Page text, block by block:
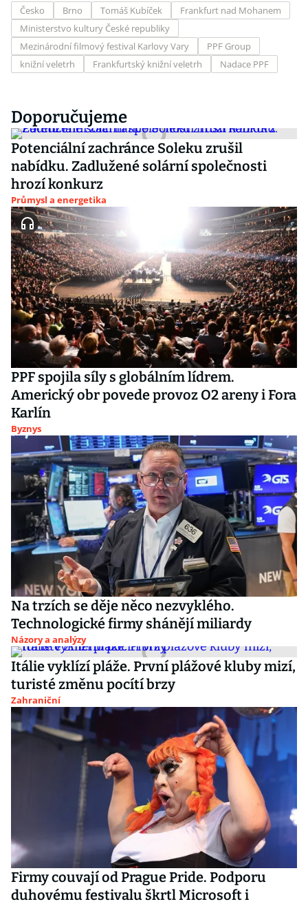
Česko Brno Tomáš Kubíček
Frankfurt nad Mohanem
Ministerstvo kultury České republiky
Mezinárodní filmový festival Karlovy Vary
PPF Group
knižní veletrh
Frankfurtský knižní veletrh Nadace PPF
Doporučujeme
Potenciální zachránce Soleku zrušil
nabídku. Zadlužené solární společnosti
hrozí konkurz
Průmysl a energetika
PPF spojila síly s globálním lídrem.
Americký obr povede provoz O2 areny i Fora
Karlín
Byznys
Na trzích se děje něco nezvyklého.
Technologické firmy shánějí miliardy
Názory a analýzy
Itálie vyklízí pláže. První plážové kluby mizí,
turisté změnu pocítí brzy
Zahraniční
Firmy couvají od Prague Pride. Podporu
duhovému festivalu škrtl Microsoft i